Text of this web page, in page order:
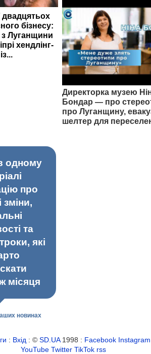
двадцятьох
бізнесу:
з Луганщини
хендлінг-
Директорка музею
Бондар — про
про Луганщину,
шелтер для
одному
про
зміни,
та
які
місяця
новинах
: Вхід : ©SD.UA1998 : Facebook Instagram
YouTube Twitter TikTok rss